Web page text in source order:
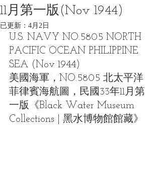
11月第一版(Nov 1944)
已更新： 4月2日
U.S. NAVY NO.5805 NORTH
PACIFIC OCEAN PHILIPPINE
SEA (Nov 1944)
美國海軍，NO.5805 北太平洋
菲律賓海航圖，民國33年11月第
一版《Black Water Museum
Collections | 黑水博物館館藏》